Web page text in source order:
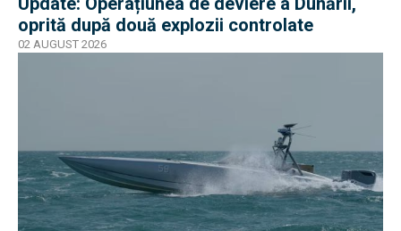
oprită după două explozii controlate
02 AUGUST 2026